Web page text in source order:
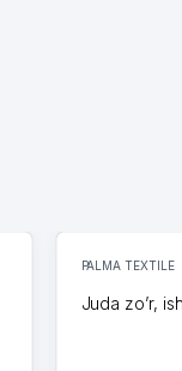
PALMA TEXTILE
Juda zo’r,